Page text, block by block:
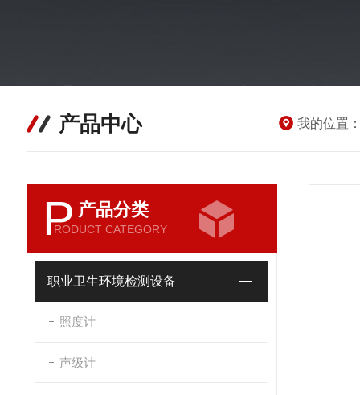
产品中心 我的位置
P 产品分类
RODUCT CATEGORY
职业卫生环境检测设备
照度计
声级计